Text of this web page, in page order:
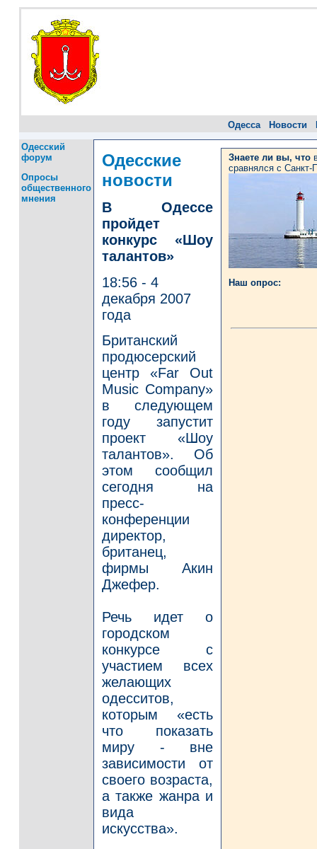
Одесса Новости
Одесский
форум
Опросы
общественного
мнения
Одесские
новости
В Одессе
пройдет
конкурс «Шоу
талантов»
18:56 - 4
декабря 2007
года
Британский
продюсерский
центр «Far Out
Music Company»
в следующем
году запустит
проект «Шоу
талантов». Об
этом сообщил
сегодня на
пресс-
конференции
директор,
британец,
фирмы Aкин
Джефер.
Речь идет о
городском
конкурсе с
участием всех
желающих
одесситов,
которым «есть
что показать
миру - вне
зависимости от
своего возраста,
а также жанра и
вида
искусства».
Знаете ли вы, что
сравнялся с Санкт-
Наш опрос: